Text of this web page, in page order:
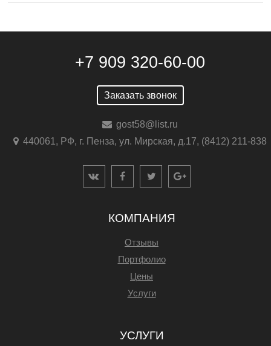
+7 909 320-60-00
Заказать звонок
gost58@list.ru
440061, РФ, г. Пенза, ул. Мирская, д.17, (8412) 211-838
КОМПАНИЯ
Отзывы
Портфолио
Цены
Услуги
УСЛУГИ